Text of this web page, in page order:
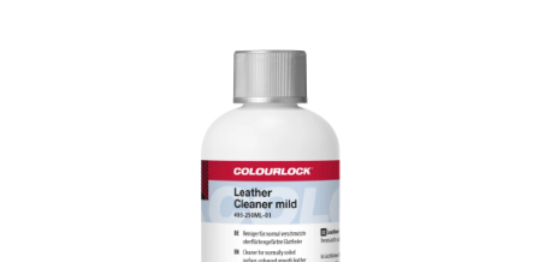
DARČEKOVÉ POUKAZY